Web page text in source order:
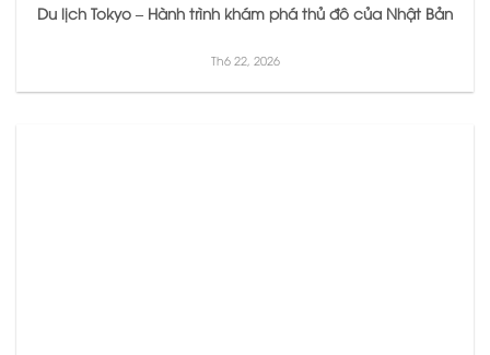
Du lịch Tokyo – Hành trình khám phá thủ đô của Nhật Bản
Th6 22, 2026